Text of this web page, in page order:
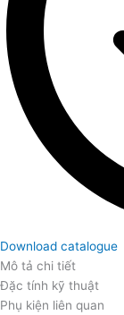
Download catalogue
Mô tả chi tiết
Đặc tính kỹ thuật
Phụ kiện liên quan